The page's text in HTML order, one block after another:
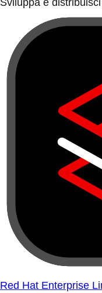
Sviluppa e
Red Hat Enterprise